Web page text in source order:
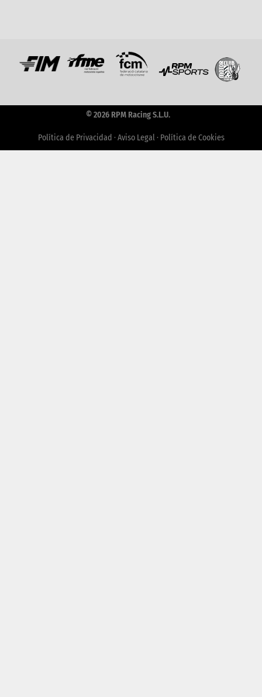
© 2026 RPM Racing S.L.U.
Política de Privacidad · Aviso Legal· Política de Cookies